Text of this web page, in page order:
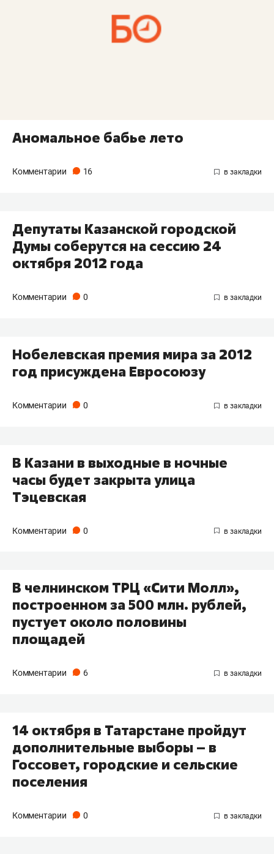
Аномальное бабье лето
Комментарии 16
Депутаты Казанской городской
Думы соберутся на сессию 24
октября 2012 года
Комментарии 0
Нобелевская премия мира за 2012
год присуждена Евросоюзу
Комментарии 0
В Казани в выходные в ночные
часы будет закрыта улица
Тэцевская
Комментарии 0
В челнинском ТРЦ «Сити Молл»,
построенном за 500 млн. рублей,
пустует около половины
площадей
Комментарии 6
14 октября в Татарстане пройдут
дополнительные выборы – в
Госсовет, городские и сельские
поселения
Комментарии 0